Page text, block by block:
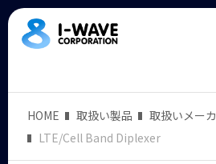
HOME 取扱い製品 取扱いメーカ
LTE/Cell Band Diplexer